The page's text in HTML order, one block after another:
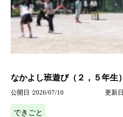
なかよし班遊び（２，５年生）
公開日 2026/07/10 更新日
できごと